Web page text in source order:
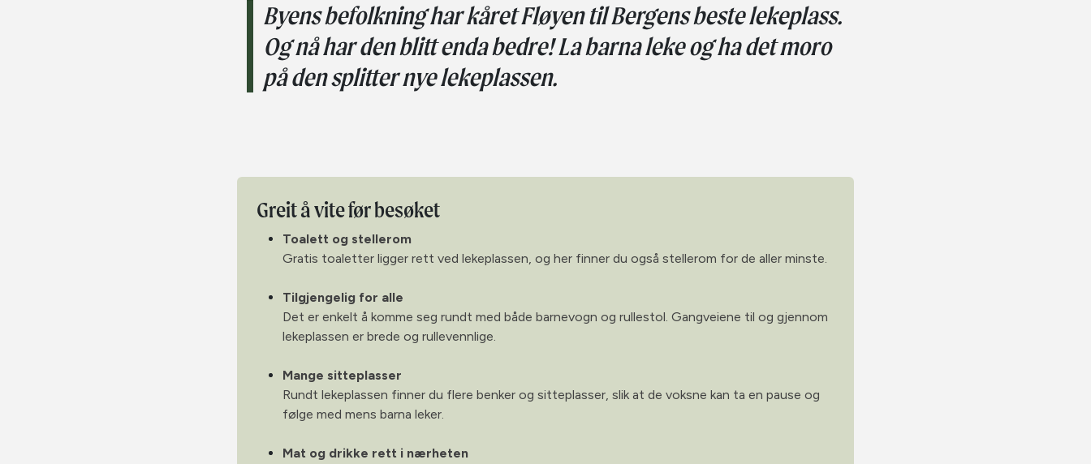
Byens befolkning har kåret Fløyen til Bergens beste lekeplass.
Og nå har den blitt enda bedre! La barna leke og ha det moro
på den splitter nye lekeplassen.
Greit å vite før besøket
Toalett og stellerom
Gratis toaletter ligger rett ved lekeplassen, og her finner du også stellerom for de aller minste.
Tilgjengelig for alle
Det er enkelt å komme seg rundt med både barnevogn og rullestol. Gangveiene til og gjennom
lekeplassen er brede og rullevennlige.
Mange sitteplasser
Rundt lekeplassen finner du flere benker og sitteplasser, slik at de voksne kan ta en pause og
følge med mens barna leker.
Mat og drikke rett i nærheten